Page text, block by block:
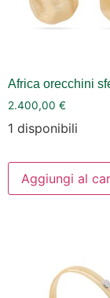
Africa orecchini
2.400,00 €
1 disponibili
Aggiungi al